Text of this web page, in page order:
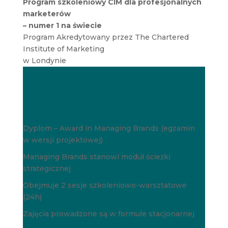
Program szkoleniowy CIM dla profesjonalnych
marketerów
– numer 1 na świecie
Program Akredytowany przez The Chartered
Institute of Marketing
w Londynie
Dyplom – Award in Managing Brands (egzamin
w wersji projektowej)
Managing Brands stanowi moduł ścieżki
strategicznej
Obejmuje 2 sesje szkoleniowo-warsztatowe
(24h)
Zajęcia prowadzone są w formule stacjonarnej